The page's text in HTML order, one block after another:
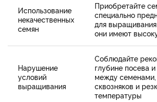
Использование
некачественных
семян
Приобретайте
специально
для
они имеют
Нарушение
условий
выращивания
Соблюдайте
глубине посева
между семенами,
сквозняков и
температуры